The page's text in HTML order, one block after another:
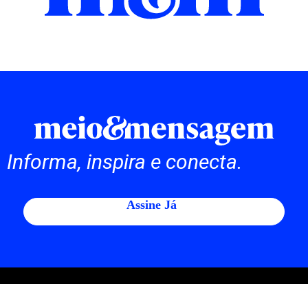
Informa, inspira e conecta.
Assine Já